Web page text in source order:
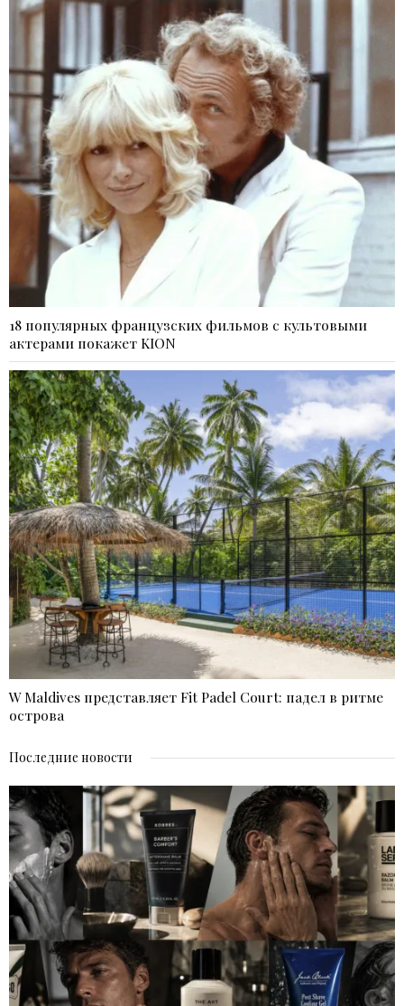
18 популярных французских фильмов с культовыми
актерами покажет KION
W Maldives представляет Fit Padel Court: падел в ритме
острова
Последние новости